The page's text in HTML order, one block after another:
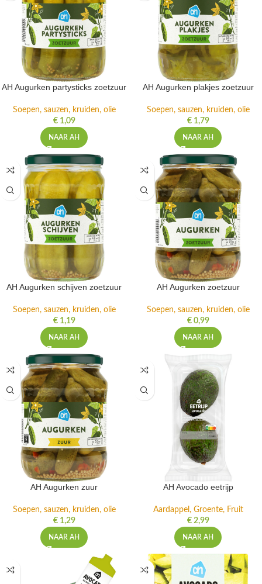
AH Augurken partysticks zoetzuur
Soepen, sauzen, kruiden, olie
€1,09
NAAR AH
AH Augurken plakjes zoetzuur
Soepen, sauzen, kruiden, olie
€1,79
NAAR AH
AH Augurken schijven zoetzuur
Soepen, sauzen, kruiden, olie
€1,19
NAAR AH
AH Augurken zoetzuur
Soepen, sauzen, kruiden, olie
€0,99
NAAR AH
AH Augurken zuur
Soepen, sauzen, kruiden, olie
€1,29
NAAR AH
AH Avocado eetrijp
Aardappel, Groente, Fruit
€2,99
NAAR AH